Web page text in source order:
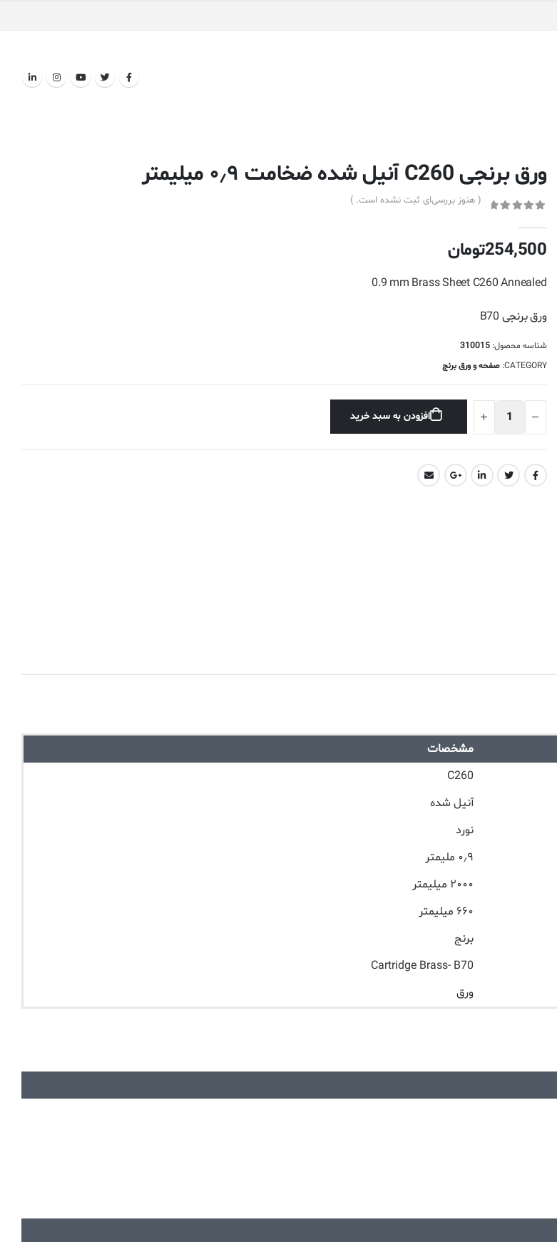
ورق برنجی C260 آنیل شده ضخامت ۰٫۹ میلیمتر
( هنوز بررسی‌ای ثبت نشده است. )
254,500تومان
0.9 mm Brass Sheet C260 Annealed
ورق برنجی B70
شناسه محصول:310015
CATEGORY: صفحه و ورق برنج
افزودن به سبد خرید
مشخصات
C260
آنیل شده
نورد
۰٫۹ ملیمتر
۲۰۰۰ میلیمتر
۶۶۰ میلیمتر
برنج
Cartridge Brass- B70
ورق